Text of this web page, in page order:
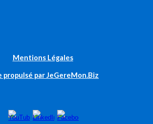
Mentions Légales
propulsé par JeGereMon.Biz